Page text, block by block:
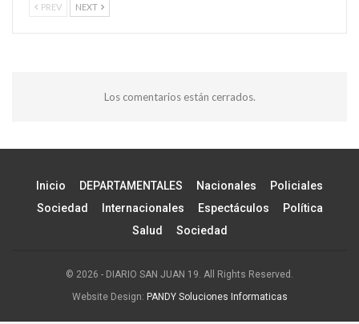
PREV NEXT
Los comentarios están cerrados.
Inicio DEPARTAMENTALES Nacionales
Policiales
Sociedad
Internacionales Espectáculos
Política
Salud
Sociedad
© 2026 - DIARIO SAN JUAN 19. All Rights Reserved.
Website Design: PANDY Soluciones Informaticas